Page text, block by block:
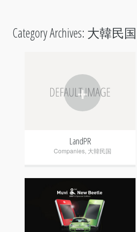
Category Archives: 大韓民国
+
LandPR
Companies 大韓民国
+